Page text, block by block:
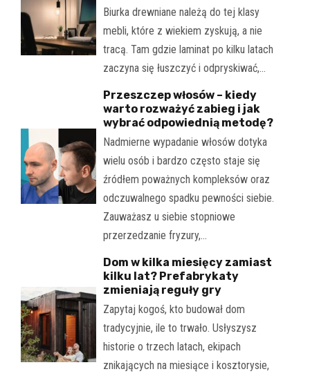
Biurka drewniane należą do tej klasy
mebli, które z wiekiem zyskują, a nie
tracą. Tam gdzie laminat po kilku latach
zaczyna się łuszczyć i odpryskiwać,…
Przeszczep włosów – kiedy
warto rozważyć zabieg i jak
wybrać odpowiednią metodę?
Nadmierne wypadanie włosów dotyka
wielu osób i bardzo często staje się
źródłem poważnych kompleksów oraz
odczuwalnego spadku pewności siebie.
Zauważasz u siebie stopniowe
przerzedzanie fryzury,…
Dom w kilka miesięcy zamiast
kilku lat? Prefabrykaty
zmieniają reguły gry
Zapytaj kogoś, kto budował dom
tradycyjnie, ile to trwało. Usłyszysz
historie o trzech latach, ekipach
znikających na miesiące i kosztorysie,